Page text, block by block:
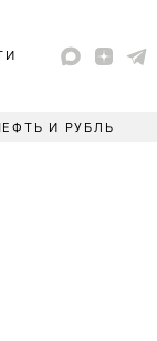
И РУБЛЬ